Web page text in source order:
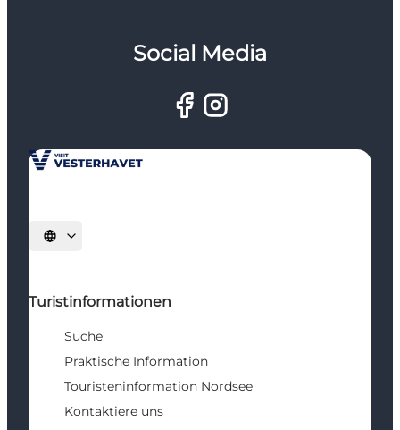
Social Media
Sprache auswählen
Turistinformationen
Suche
Praktische Information
Touristeninformation Nordsee
Kontaktiere uns